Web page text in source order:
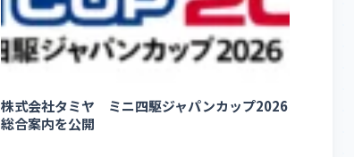
株式会社タミヤ ミニ四駆ジャパンカップ2026
総合案内を公開